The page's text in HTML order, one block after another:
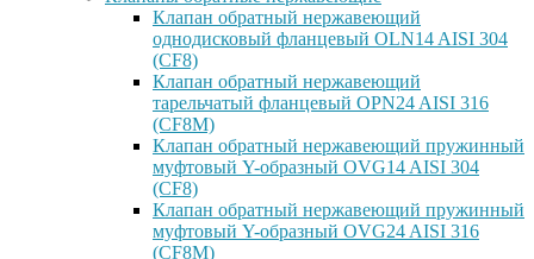
Клапан обратный нержавеющий
однодисковый фланцевый OLN14 AISI 304
(CF8)
Клапан обратный нержавеющий
тарельчатый фланцевый OPN24 AISI 316
(CF8M)
Клапан обратный нержавеющий пружинный
муфтовый Y-образный OVG14 AISI 304
(CF8)
Клапан обратный нержавеющий пружинный
муфтовый Y-образный OVG24 AISI 316
(CF8М)